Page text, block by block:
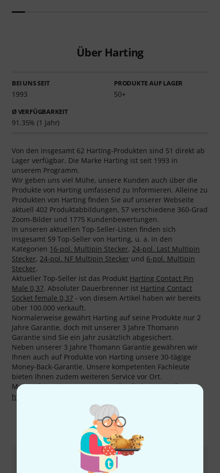
Über Harting
BEI UNS SEIT
1993
PRODUKTE AUF LAGER
50+
Ø VERFÜGBARKEIT
91.35% (1 Jahr)
Von den insgesamt 62 Harting-Produkten sind 51 direkt ab
Lager verfügbar. Die Marke Harting ist seit 1993 in
unserem Programm.
Wir geben uns viel Mühe, unsere Kunden auch über die
Produkte von Harting umfassend zu Informieren. Alleine zu
Produkten von Harting finden Sie auf unserer Webseite
aktuell 402 Produktabbildungen, 57 verschiedene 360-Grad
Zoom-Bilder und 1775 Kundenbewertungen.
In unseren aktuellen Top-Seller-Listen finden sich
insgesamt 59 Top-Seller von Harting, u. a. in den
Kategorien 16-pol. Multipin Stecker, 24-pol. Last Multipin
Stecker, 24-pol. NF Multipin Stecker und 6-pol. Multipin
Stecker.
Aktueller Top-Seller ist das Produkt Harting Contact Pin
Male 0,37. Absoluter Dauerbrenner ist Harting Contact
Socket female 0,37 - von diesem Artikel haben wir bereits
über 100.000 verkauft.
Normalerweise gewährt Harting auf seine Produkte nur 2
Jahre Garantie, doch mit unserer 3 Jahre Thomann
Garantie sind Sie ein Jahr zusätzlich abgesichert.
Neben unserer 3 Jahre Thomann Garantie gewähren wir
Ihnen auch auf Produkte von Harting unsere 30-tägige
Money-Back-Garantie. Unsere kompetenten Fachleute
bieten Ihnen zudem weiteren Service vor Ort.
Mehr Informationen zum Hersteller finden Sie auf
http://www.harting.com
So erreichen Sie uns
Kundenservice